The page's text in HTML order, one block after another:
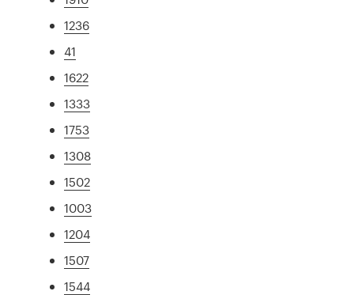
1236
41
1622
1333
1753
1308
1502
1003
1204
1507
1544